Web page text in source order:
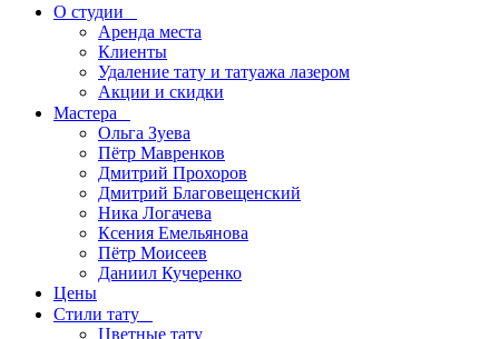
О студии
Аренда места
Клиенты
Удаление тату и татуажа лазером
Акции и скидки
Мастера
Ольга Зуева
Пётр Мавренков
Дмитрий Прохоров
Дмитрий Благовещенский
Ника Логачева
Ксения Емельянова
Пётр Моисеев
Даниил Кучеренко
Цены
Стили тату
Цветные тату